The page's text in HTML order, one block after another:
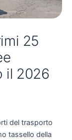
25
il 2026
del trasporto
tassello della